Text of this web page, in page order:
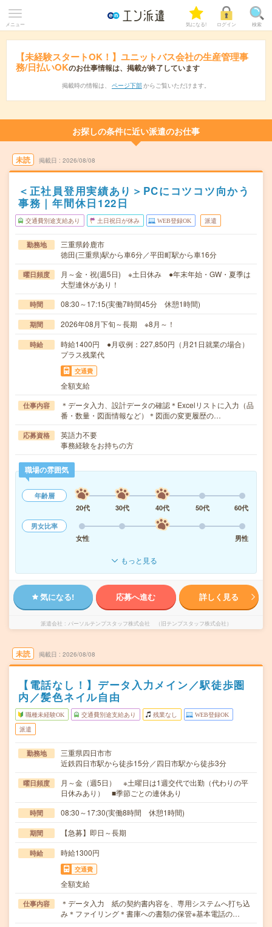
メニュー 気になる! ログイン 検索
【未経験スタートOK！】ユニットバス会社の生産管理事
務/日払いOKのお仕事情報は、掲載が終了しています
掲載時の情報は、 ページ下部 からご覧いただけます。
お探しの条件に近い派遣のお仕事
未読 掲載日 2026/08/08
＜正社員登用実績あり＞PCにコツコツ向かう
事務｜年間休日122日
交通費別途支給あり 土日祝日が休み WEB登録OK 派遣
勤務地
三重県鈴鹿市
徳田(三重県)駅から車6分／平田町駅から車16分
曜日頻度
月～金・祝(週5日) ※土日休み ●年末年始・GW・夏季は
大型連休があり！
時間 08:30～17:15(実働7時間45分 休憩1時間)
期間 2026年08月下旬～長期 ※8月～！
時給
時給1400円 ●月収例：227,850円（月21日就業の場合）
プラス残業代
交通費
全額支給
仕事内容
＊データ入力、設計データの確認＊Excelリストに入力（品
番・数量・図面情報など）＊図面の変更履歴の…
応募資格
英語力不要
事務経験をお持ちの方
職場の雰囲気
年齢層
20代
30代 40代 50代
60代
男女比率
女性
男性
もっと見る
気になる! 応募へ進む 詳しく見る
派遣会社 パーソルテンプスタッフ株式会社 （旧テンプスタッフ株式会社）
未読 掲載日 2026/08/08
【電話なし！】データ入力メイン／駅徒歩圏
内／髪色ネイル自由
職種未経験OK 交通費別途支給あり 残業なし WEB登録OK
派遣
勤務地
三重県四日市市
近鉄四日市駅から徒歩15分／四日市駅から徒歩3分
曜日頻度
月～金（週5日） ※土曜日は1週交代で出勤（代わりの平
日休みあり） ■季節ごとの連休あり
時間 08:30～17:30(実働8時間 休憩1時間)
期間 【急募】即日～長期
時給 時給1300円
交通費
全額支給
仕事内容
＊データ入力 紙の契約書内容を、専用システムへ打ち込
み＊ファイリング＊書庫への書類の保管※基本電話の…